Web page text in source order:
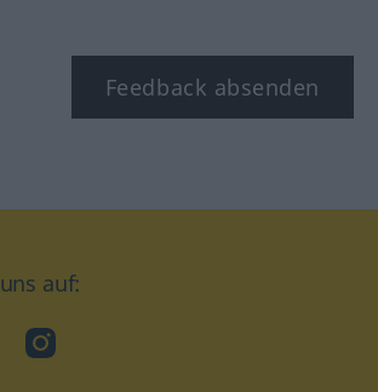
Feedback absenden
auf:
Instagram